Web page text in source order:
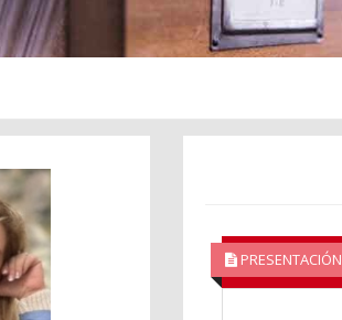
PRESENTACIÓN